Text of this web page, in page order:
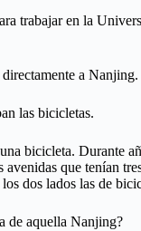
trabajar en la
a Nanjing.
las bicicletas.
bicicleta. Durante
que tenían
dos lados las de
de aquella Nanjing?